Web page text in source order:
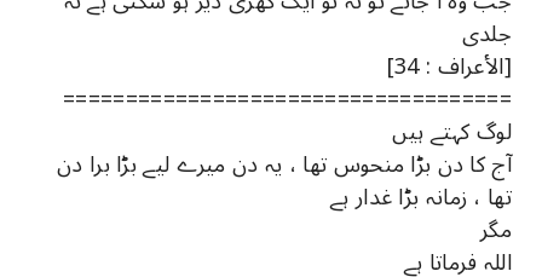
جلدی
[الأعراف : 34]
====================================
لوگ کہتے ہیں
آج کا دن بڑا منحوس تھا ، یہ دن میرے لیے بڑا برا دن
تھا ، زمانہ بڑا غدار ہے
مگر
اللہ فرماتا ہے